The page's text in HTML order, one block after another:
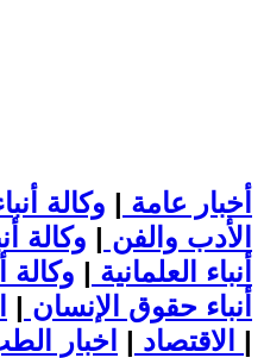
أخبار عامة | وكالة
الأدب والفن | وكالة
أنباء العلمانية | وكالة
أنباء حقوق الإنسان |
الاقتصاد | |